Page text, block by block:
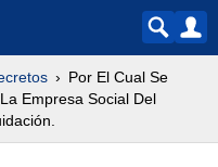
Por El Cual Se
Empresa Social Del